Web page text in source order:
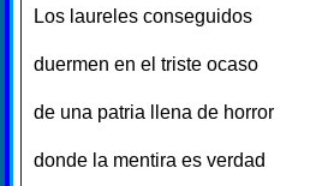
Los laureles conseguidos
duermen en el triste ocaso
de una patria llena de horror
donde la mentira es verdad